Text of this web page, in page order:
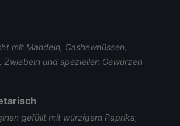
mit Mandeln, Cashewnüssen,
Zwiebeln und speziellen Gewürzen
gefüllt mit würzigem Paprika,